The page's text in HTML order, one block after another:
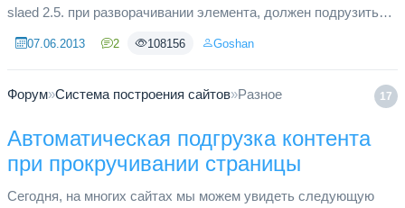
slaed 2.5. при разворачивании элемента, должен подрузиться
type=\"text/jav...
07.06.2013 2 108156 Goshan
17
Форум»Система построения сайтов»Разное
Автоматическая подгрузка контента
при прокручивании страницы
Сегодня, на многих сайтах мы можем увидеть следующую